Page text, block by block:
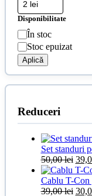
Disponibilitate
Disponibilitate
În stoc
Stoc epuizat
Aplică
Reduceri
Set standuri
50,00lei
a
fost:
Cablu T-
39,00lei